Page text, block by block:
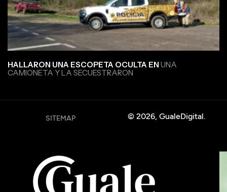
HALLARON UNA ESCOPETA OCULTA EN UNA
CAMIONETA Y LA SECUESTRARON
© 2026, GualeDigital.
SITEMAP